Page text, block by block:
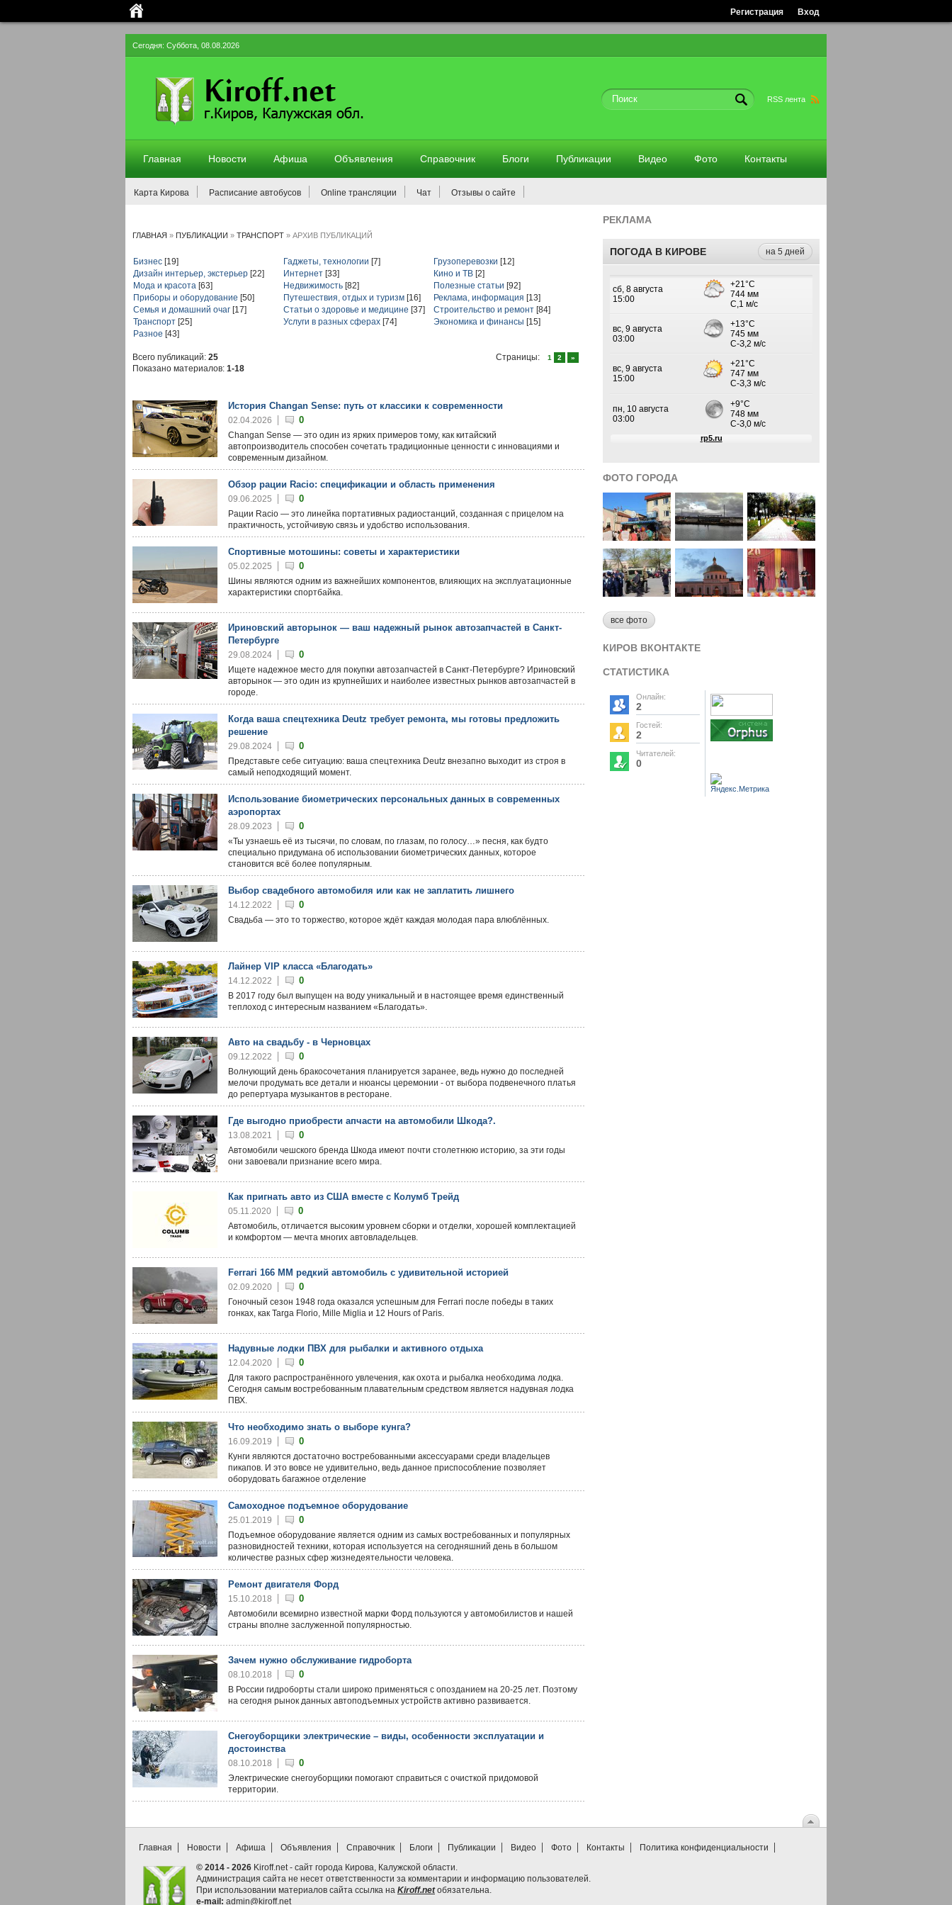
Вход
Регистрация
Сегодня: Суббота, 08.08.2026
RSS лента
Главная Новости Афиша Объявления Справочник Блоги Публикации Видео Фото Контакты
Карта Кирова Расписание автобусов Online трансляции Чат Отзывы о сайте
ГЛАВНАЯ » ПУБЛИКАЦИИ » ТРАНСПОРТ » АРХИВ ПУБЛИКАЦИЙ
Бизнес [19] Гаджеты, технологии [7] Грузоперевозки [12]
Дизайн интерьер, экстерьер [22] Интернет [33] Кино и ТВ [2]
Мода и красота [63] Недвижимость [82] Полезные статьи [92]
Приборы и оборудование [50] Путешествия, отдых и туризм [16] Реклама, информация [13]
Семья и домашний очаг [17] Статьи о здоровье и медицине [37] Строительство и ремонт [84]
Транспорт [25] Услуги в разных сферах [74] Экономика и финансы [15]
Разное [43]
Всего публикаций: 25
Показано материалов: 1-18
Страницы: 1 2 »
История Changan Sense: путь от классики к современности
02.04.2026 0
Changan Sense — это один из ярких примеров тому, как китайский
автопроизводитель способен сочетать традиционные ценности с инновациями и
современным дизайном.
Обзор рации Racio: спецификации и область применения
09.06.2025 0
Рации Racio — это линейка портативных радиостанций, созданная с прицелом на
практичность, устойчивую связь и удобство использования.
Спортивные мотошины: советы и характеристики
05.02.2025 0
Шины являются одним из важнейших компонентов, влияющих на эксплуатационные
характеристики спортбайка.
Ириновский авторынок — ваш надежный рынок автозапчастей в Санкт-
Петербурге
29.08.2024 0
Ищете надежное место для покупки автозапчастей в Санкт-Петербурге? Ириновский
авторынок — это один из крупнейших и наиболее известных рынков автозапчастей в
городе.
Когда ваша спецтехника Deutz требует ремонта, мы готовы предложить
решение
29.08.2024 0
Представьте себе ситуацию: ваша спецтехника Deutz внезапно выходит из строя в
самый неподходящий момент.
Использование биометрических персональных данных в современных
аэропортах
28.09.2023 0
«Ты узнаешь её из тысячи, по словам, по глазам, по голосу…» песня, как будто
специально придумана об использовании биометрических данных, которое
становится всё более популярным.
Выбор свадебного автомобиля или как не заплатить лишнего
14.12.2022 0
Свадьба — это то торжество, которое ждёт каждая молодая пара влюблённых.
Лайнер VIP класса «Благодать»
14.12.2022 0
В 2017 году был выпущен на воду уникальный и в настоящее время единственный
теплоход с интересным названием «Благодать».
Авто на свадьбу - в Черновцах
09.12.2022 0
Волнующий день бракосочетания планируется заранее, ведь нужно до последней
мелочи продумать все детали и нюансы церемонии - от выбора подвенечного платья
до репертуара музыкантов в ресторане.
Где выгодно приобрести апчасти на автомобили Шкода?.
13.08.2021 0
Автомобили чешского бренда Шкода имеют почти столетнюю историю, за эти годы
они завоевали признание всего мира.
Как пригнать авто из США вместе с Колумб Трейд
05.11.2020 0
Автомобиль, отличается высоким уровнем сборки и отделки, хорошей комплектацией
и комфортом — мечта многих автовладельцев.
Ferrari 166 MM редкий автомобиль с удивительной историей
02.09.2020 0
Гоночный сезон 1948 года оказался успешным для Ferrari после победы в таких
гонках, как Targa Florio, Mille Miglia и 12 Hours of Paris.
Надувные лодки ПВХ для рыбалки и активного отдыха
12.04.2020 0
Для такого распространённого увлечения, как охота и рыбалка необходима лодка.
Сегодня самым востребованным плавательным средством является надувная лодка
ПВХ.
Что необходимо знать о выборе кунга?
16.09.2019 0
Кунги являются достаточно востребованными аксессуарами среди владельцев
пикапов. И это вовсе не удивительно, ведь данное приспособление позволяет
оборудовать багажное отделение
Самоходное подъемное оборудование
25.01.2019 0
Подъемное оборудование является одним из самых востребованных и популярных
разновидностей техники, которая используется на сегодняшний день в большом
количестве разных сфер жизнедеятельности человека.
Ремонт двигателя Форд
15.10.2018 0
Автомобили всемирно известной марки Форд пользуются у автомобилистов и нашей
страны вполне заслуженной популярностью.
Зачем нужно обслуживание гидроборта
08.10.2018 0
В России гидроборты стали широко применяться с опозданием на 20-25 лет. Поэтому
на сегодня рынок данных автоподъемных устройств активно развивается.
Снегоуборщики электрические – виды, особенности эксплуатации и
достоинства
08.10.2018 0
Электрические снегоуборщики помогают справиться с очисткой придомовой
территории.
РЕКЛАМА
ПОГОДА В КИРОВЕ на 5 дней
ФОТО ГОРОДА
все фото
КИРОВ ВКОНТАКТЕ
СТАТИСТИКА
Онлайн:
2
Гостей:
2
Читателей:
0
Главная Новости Афиша Объявления Справочник Блоги Публикации Видео Фото Контакты
Политика конфиденциальности
© 2014 - 2026 Kiroff.net - сайт города Кирова, Калужской области.
Администрация сайта не несет ответственности за комментарии и информацию пользователей.
При использовании материалов сайта ссылка на Kiroff.netобязательна.
e-mail: admin@kiroff.net